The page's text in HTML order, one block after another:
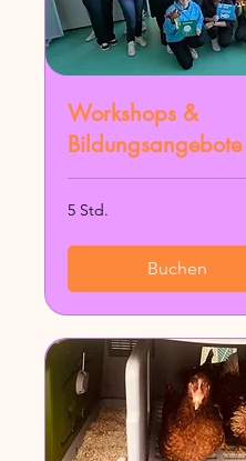
Workshops &
Bildungsangebote
5 Std.
Buchen